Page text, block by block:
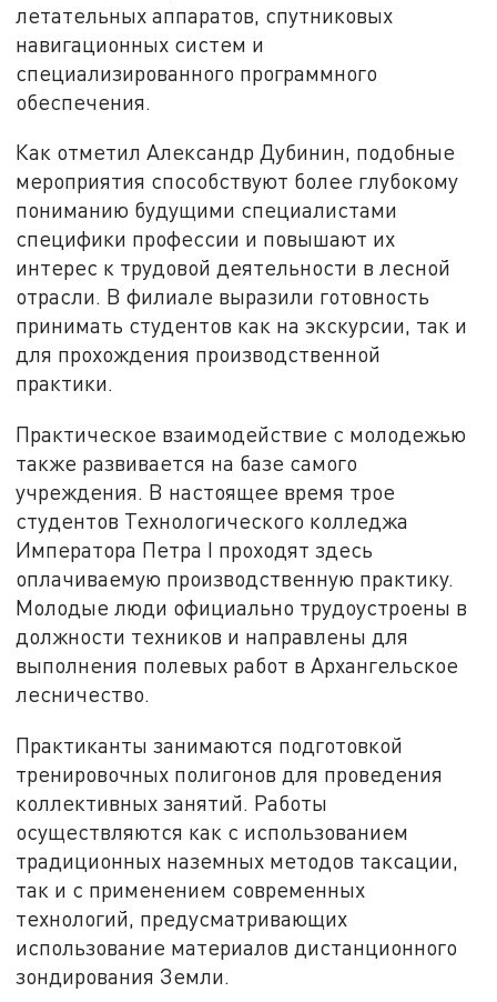
летательных аппаратов, спутниковых
навигационных систем и
специализированного программного
обеспечения.
Как отметил Александр Дубинин, подобные
мероприятия способствуют более глубокому
пониманию будущими специалистами
специфики профессии и повышают их
интерес к трудовой деятельности в лесной
отрасли. В филиале выразили готовность
принимать студентов как на экскурсии, так и
для прохождения производственной
практики.
Практическое взаимодействие с молодежью
также развивается на базе самого
учреждения. В настоящее время трое
студентов Технологического колледжа
Императора Петра I проходят здесь
оплачиваемую производственную практику.
Молодые люди официально трудоустроены в
должности техников и направлены для
выполнения полевых работ в Архангельское
лесничество.
Практиканты занимаются подготовкой
тренировочных полигонов для проведения
коллективных занятий. Работы
осуществляются как с использованием
традиционных наземных методов таксации,
так и с применением современных
технологий, предусматривающих
использование материалов дистанционного
зондирования Земли.